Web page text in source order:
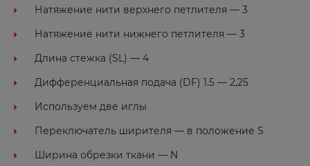
Натяжение нити верхнего петлителя — 3
Натяжение нити нижнего петлителя — 3
Длина стежка (SL) — 4
Дифференциальная подача (DF) 1.5 — 2,25
Используем две иглы
Переключатель ширителя — в положение S
Ширина обрезки ткани — N